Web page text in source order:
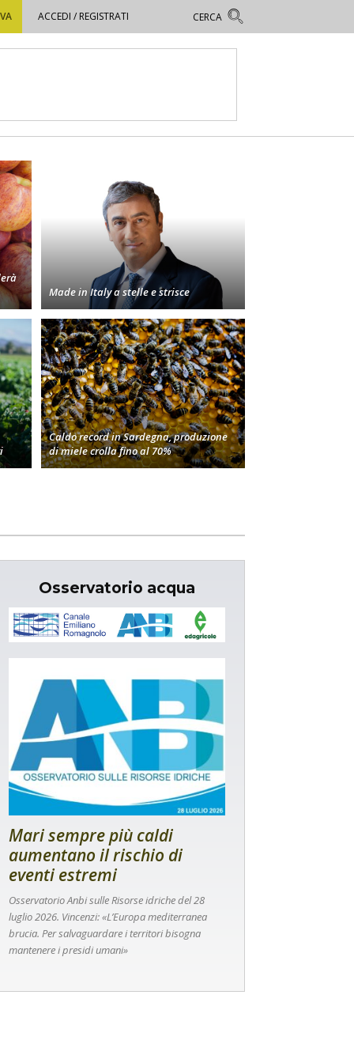
ACCEDI / REGISTRATI
Made in Italy a stelle e strisce
Caldo record in Sardegna, produzione
di miele crolla fino al 70%
Osservatorio acqua
Mari sempre più caldi
aumentano il rischio di
eventi estremi
Osservatorio Anbi sulle Risorse idriche del 28
luglio 2026. Vincenzi: «L’Europa mediterranea
brucia. Per salvaguardare i territori bisogna
mantenere i presidi umani»